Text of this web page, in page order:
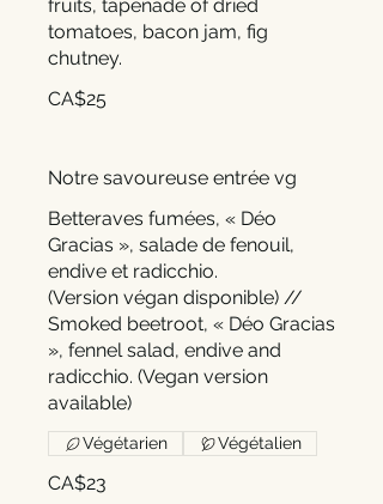
fruits, tapenade of dried
tomatoes, bacon jam, fig
chutney.
CA$25
Notre savoureuse entrée vg
Betteraves fumées, « Déo
Gracias », salade de fenouil,
endive et radicchio.
(Version végan disponible) //
Smoked beetroot, « Déo Gracias
», fennel salad, endive and
radicchio. (Vegan version
CA$23
Végétarien Végétalien